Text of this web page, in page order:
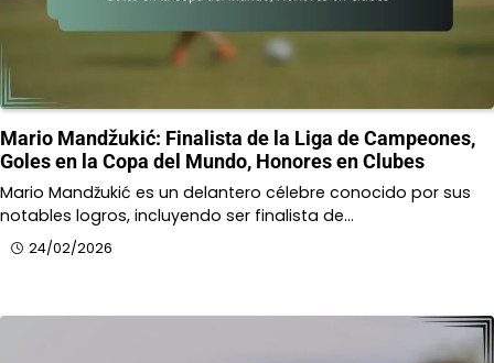
Mario Mandžukić: Finalista de la Liga de Campeones,
Goles en la Copa del Mundo, Honores en Clubes
Mario Mandžukić es un delantero célebre conocido por sus
notables logros, incluyendo ser finalista de…
24/02/2026